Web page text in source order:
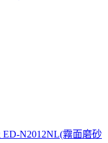
N2012NL(霧面磨砂